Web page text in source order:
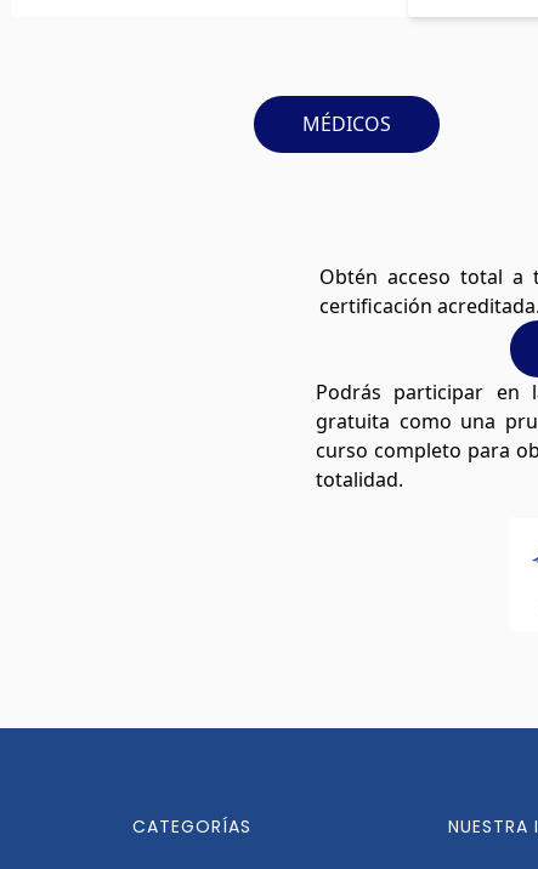
MÉDICOS
Obtén acceso total a
certificación acreditada.
Podrás participar en
gratuita como una
curso completo para
totalidad.
CATEGORÍAS NUESTRA